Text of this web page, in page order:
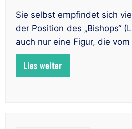
Sie selbst empfindet sich
der Position des „Bishops“
auch nur eine Figur, die
Lies weiter